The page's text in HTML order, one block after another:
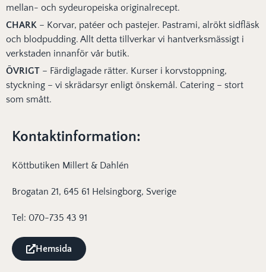
mellan- och sydeuropeiska originalrecept.
CHARK – Korvar, patéer och pastejer. Pastrami, alrökt sidfläsk
och blodpudding. Allt detta tillverkar vi hantverksmässigt i
verkstaden innanför vår butik.
ÖVRIGT – Färdiglagade rätter. Kurser i korvstoppning,
styckning – vi skrädarsyr enligt önskemål. Catering – stort
som smått.
Kontaktinformation:
Köttbutiken Millert & Dahlén
Brogatan 21, 645 61 Helsingborg, Sverige
Tel: 070-735 43 91
Hemsida